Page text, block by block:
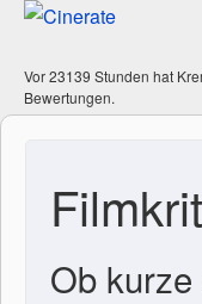
Vor 23139 Stunden hat
Bewertungen.
Ob